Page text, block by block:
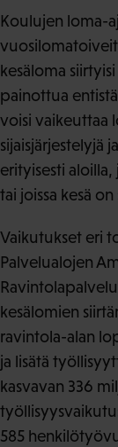
Koulujen loma-
kesäloma
painottua
voisi vaikeuttaa
sijaisjärjestelyjä
erityisesti
tai joissa kesä on
Vaikutukset eri
Palvelualojen
kesälomien
ravintola-alan
ja lisätä
kasvavan 336
585